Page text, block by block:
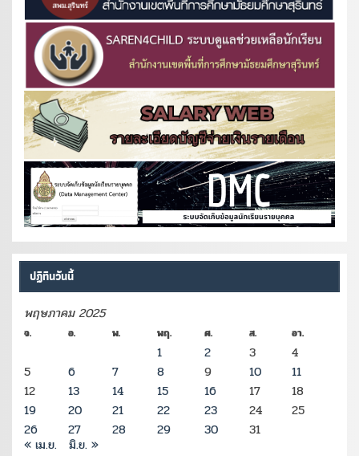
ปฏิทินวันนี้
พฤษภาคม 2025
จ. อ. พ. พฤ. ศ. ส. อา.
1 2 3
4
5
6 7 8 9 10
11
12
13 14 15 16 17
18
19
20 21 22 23 24
25
26
27 28 29 30 31
« เม.ย. มิ.ย. »